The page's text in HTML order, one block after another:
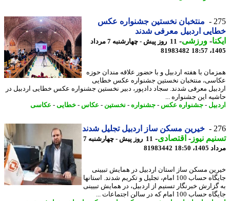
منتخبان نخستین جشنواره عکس
اردبیل معرفی شدند
-ورزشی-
11 روز پیش - چهارشنبه 7 مرداد
81983482
با هفته اردبیل و با حضور علاقه مندان حوزه
منتخبان نخستین جشنواره عکس خطایی
معرفی شدند. سجاد دادپور، دبیر نخستین جشنواره عکس خطایی اردبیل در
این جشنواره ...
-جشنواره عکس-جشنواره- نخستین-عکاس-خطایی-عکاسی
خیرین مسکن ساز اردبیل تجلیل شدند
نیوز-اقتصادی-
11 روز پیش - چهارشنبه 7
18:50
81983442
مسکن ساز استان اردبیل در همایش تبیینی
جایگاه حساب 100 امام، تجلیل و تکریم شدند. استانها
خبرنگار تسنیم از اردبیل، در همایش تبیینی
100 امام که در سالن اجتماعات ...